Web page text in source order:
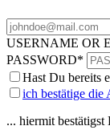
USERNAME OR
PASSWORD*
Hast Du bereits
ich bestätige die
... hiermit bestätigst